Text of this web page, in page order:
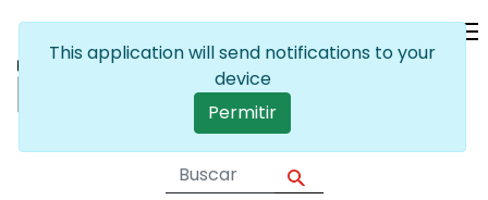
This application will send notifications to your
device
Permitir